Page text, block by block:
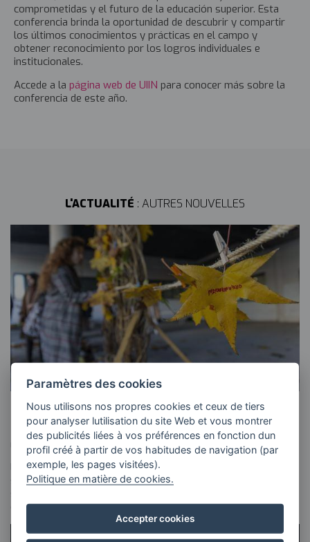
comprometidas y el futuro de la educación superior. Esta
conferencia brinda la oportunidad de descubrir y compartir
los últimos conocimientos y prácticas en el campo y
obtener reconocimiento por los logros individuales e
institucionales.
Accede a la página web de UIIN para conocer más sobre la
conferencia de este año.
L'ACTUALITÉ : AUTRES NOUVELLES
Célébrer la vraie Créativité
KSIGUNE 20 AVRIL 2026
La créativité est à la fois une aptitude, un processus et un
secteur d'activité. C'est également une valeur culturelle,
développe…
Paramètres des cookies
Nous utilisons nos propres cookies et ceux de tiers
pour analyser lutilisation du site Web et vous montrer
des publicités liées à vos préférences en fonction dun
profil créé à partir de vos habitudes de navigation (par
exemple, les pages visitées).
Politique en matière de cookies.
Accepter cookies